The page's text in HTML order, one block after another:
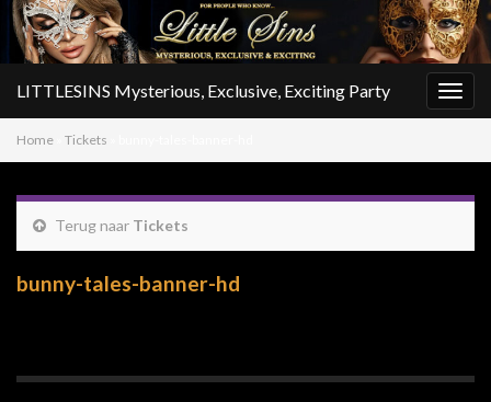
LITTLESINS Mysterious, Exclusive, Exciting Party
Home Tickets
Terug naar Tickets
bunny-tales-banner-hd